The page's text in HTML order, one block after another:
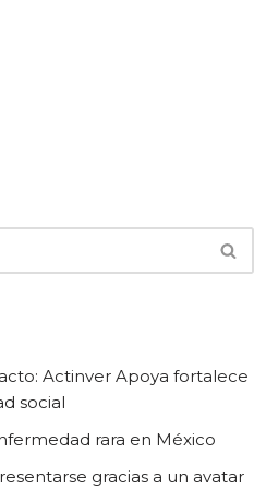
Actinver Apoya fortalece
social
rara en México
gracias a un avatar